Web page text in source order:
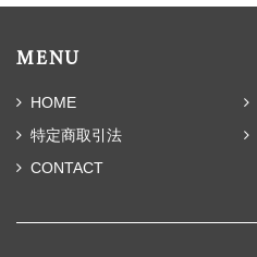
MENU
HOME
特定商取引法
CONTACT